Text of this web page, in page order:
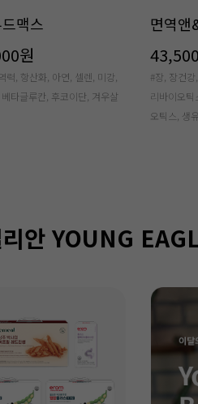
이토좀 커큐민
원
, 메리바, 당뇨, 고혈당, 관리,
, 염증, 관절
플러스
#항산화,셀
력,세포보
안 YOUNG